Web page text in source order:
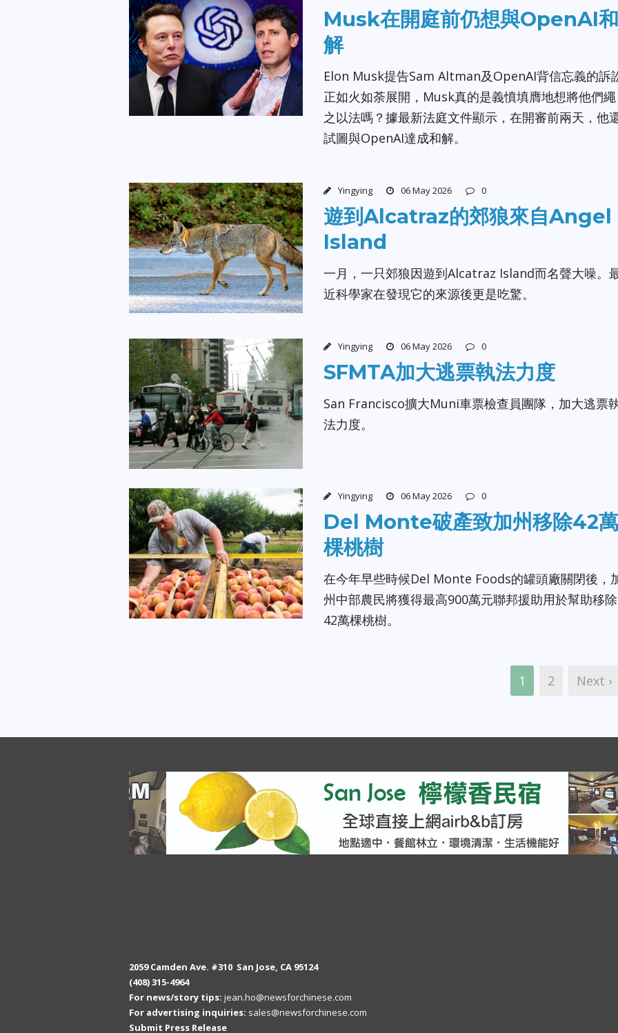
Musk在開庭前仍想與OpenAI和
解
Elon Musk提告Sam Altman及OpenAI背信忘義的訴
正如火如荼展開，Musk真的是義憤填膺地想將他們繩
之以法嗎？據最新法庭文件顯示，在開審前兩天，他
試圖與OpenAI達成和解。
Yingying 06 May 2026 0
遊到Alcatraz的郊狼來自Angel
Island
一月，一只郊狼因遊到Alcatraz Island而名聲大噪。
近科學家在發現它的來源後更是吃驚。
Yingying 06 May 2026 0
SFMTA加大逃票執法力度
San Francisco擴大Muni車票檢查員團隊，加大逃票
法力度。
Yingying 06 May 2026 0
Del Monte破產致加州移除42萬
棵桃樹
在今年早些時候Del Monte Foods的罐頭廠關閉後，
州中部農民將獲得最高900萬元聯邦援助用於幫助移除
42萬棵桃樹。
1 2 Next ›
2059 Camden Ave. #310 San Jose, CA 95124
(408) 315-4964
For news/story tips: jean.ho@newsforchinese.com
For advertising inquiries: sales@newsforchinese.com
Submit Press Release